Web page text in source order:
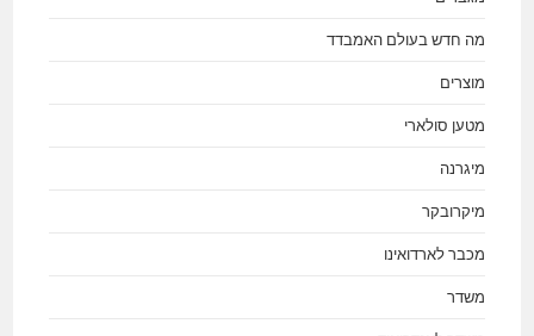
מה חדש בעולם האמבדד
מוצרים
מטען סולארי
מיגרנה
מיקרובקר
מכבר לארדואינו
משדר